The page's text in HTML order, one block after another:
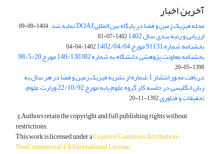
آخرین اخبار
مجله فیزیک زمین و فضا در پایگاه بین المللی DOAJ نمایه شد. 1404-09-09
ارزیابی و رتبه بندی سال 1402 1402-07-01
بخشنامه شماره 91131 مورخ 1402/04/04 1402-04-04
بخشنامه معاونت پژوهشی دانشگاه به شماره 140/130382 مورخ 98/5/20
1398-05-20
دریافت مجوز انتشار 1 شماره از نشریه فیزیک زمین و فضا در هر سال به
زبان انگلیسی در جلسه کار گروه علوم پایه مورخ 22/10/92 وزارت علوم،
تحقیقات و فناوری1392-11-20
© Authors retain the copyright and full publishing rights without
restrictions.
This work is licensed under aCreative Commons Attribution-
NonCommercial 4.0 International License.